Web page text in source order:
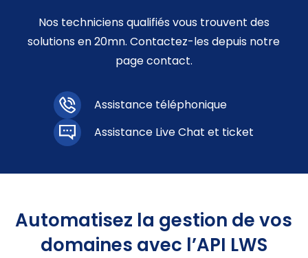
Nos techniciens qualifiés vous trouvent des
solutions en 20mn. Contactez-les depuis notre
page contact.
Assistance téléphonique
Assistance Live Chat et ticket
Automatisez la gestion de vos
domaines avec l’API LWS